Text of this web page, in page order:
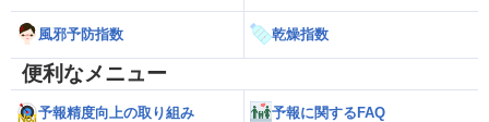
風邪予防指数 乾燥指数
便利なメニュー
予報精度向上の取り組み 予報に関するFAQ